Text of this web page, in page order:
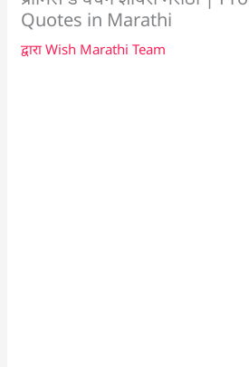
Quotes in Marathi
द्वारा Wish Marathi Team